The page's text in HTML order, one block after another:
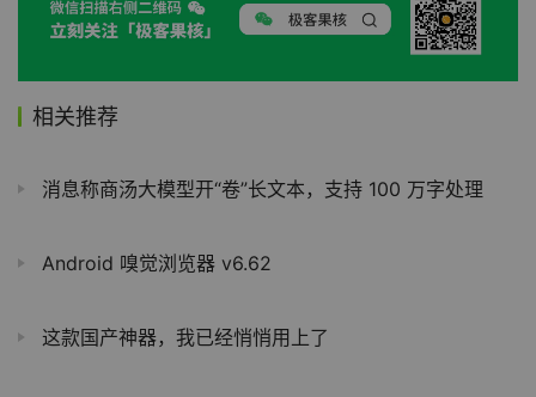
相关推荐
消息称商汤大模型开“卷”长文本，支持 100 万字处理
Android 嗅觉浏览器 v6.62
这款国产神器，我已经悄悄用上了